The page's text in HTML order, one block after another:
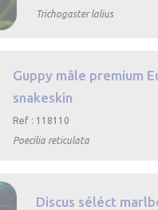
Trichogaster lalius
Guppy mâle premium
snakeskin
Ref : 118110
Poecilia reticulata
Discus séléct